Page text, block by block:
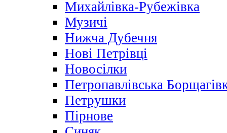
Михайлівка-Рубежівка
Музичі
Нижча Дубечня
Нові Петрівці
Новосілки
Петропавлівська
Петрушки
Пірнове